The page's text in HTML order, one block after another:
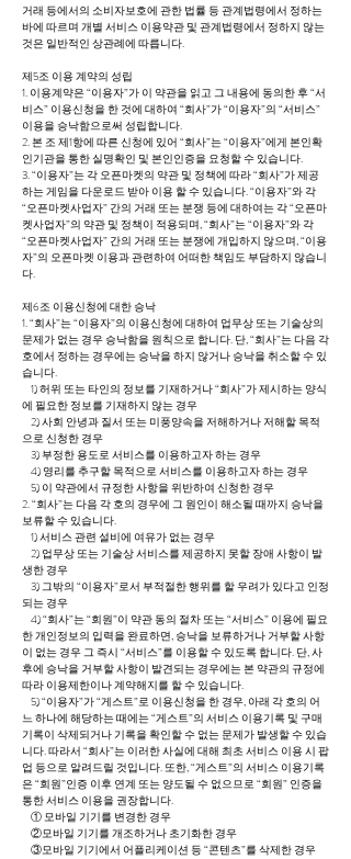
거래 등에서의 소비자보호에 관한 법률 등 관계법령에서 정하는
바에 따르며 개별 서비스 이용약관 및 관계법령에서 정하지 않는
것은 일반적인 상관례에 따릅니다.
제5조 이용 계약의 성립
1. 이용계약은 “이용자”가 이 약관을 읽고 그 내용에 동의한 후 “서
비스” 이용신청을 한 것에 대하여 “회사”가 “이용자”의 “서비스”
이용을 승낙함으로써 성립합니다.
2. 본 조 제1항에 따른 신청에 있어 “회사”는 “이용자”에게 본인확
인기관을 통한 실명확인 및 본인인증을 요청할 수 있습니다.
3. “이용자”는 각 오픈마켓의 약관 및 정책에 따라 “회사”가 제공
하는 게임을 다운로드 받아 이용 할 수 있습니다. “이용자”와 각
“오픈마켓사업자” 간의 거래 또는 분쟁 등에 대하여는 각 “오픈마
켓사업자”의 약관 및 정책이 적용되며, “회사”는 “이용자”와 각
“오픈마켓사업자” 간의 거래 또는 분쟁에 개입하지 않으며, “이용
자”의 오픈마켓 이용과 관련하여 어떠한 책임도 부담하지 않습니
다.
제6조 이용신청에 대한 승낙
1. “회사”는 “이용자”의 이용신청에 대하여 업무상 또는 기술상의
문제가 없는 경우 승낙함을 원칙으로 합니다. 단, “회사”는 다음 각
호에서 정하는 경우에는 승낙을 하지 않거나 승낙을 취소할 수 있
습니다.
1) 허위 또는 타인의 정보를 기재하거나 “회사”가 제시하는 양식
에 필요한 정보를 기재하지 않는 경우
2) 사회 안녕과 질서 또는 미풍양속을 저해하거나 저해할 목적
으로 신청한 경우
3) 부정한 용도로 서비스를 이용하고자 하는 경우
4) 영리를 추구할 목적으로 서비스를 이용하고자 하는 경우
5) 이 약관에서 규정한 사항을 위반하여 신청한 경우
2. “회사”는 다음 각 호의 경우에 그 원인이 해소될 때까지 승낙을
보류할 수 있습니다.
1) 서비스 관련 설비에 여유가 없는 경우
2) 업무상 또는 기술상 서비스를 제공하지 못할 장애 사항이 발
생한 경우
3) 그밖의 “이용자”로서 부적절한 행위를 할 우려가 있다고 인정
되는 경우
4) “회사”는 “회원”이 약관 동의 절차 또는 “서비스” 이용에 필요
한 개인정보의 입력을 완료하면, 승낙을 보류하거나 거부할 사항
이 없는 경우 그 즉시 “서비스”를 이용할 수 있도록 합니다. 단, 사
후에 승낙을 거부할 사항이 발견되는 경우에는 본 약관의 규정에
따라 이용제한이나 계약해지를 할 수 있습니다.
5) “이용자”가 “게스트”로 이용신청을 한 경우, 아래 각 호의 어
느 하나에 해당하는 때에는 “게스트”의 서비스 이용기록 및 구매
기록이 삭제되거나 기록을 확인할 수 없는 문제가 발생할 수 있습
니다. 따라서 “회사”는 이러한 사실에 대해 최초 서비스 이용 시 팝
업 등으로 알려드릴 것입니다. 또한, “게스트”의 서비스 이용기록
은 “회원”인증 이후 연계 또는 양도될 수 없으므로 “회원” 인증을
통한 서비스 이용을 권장합니다.
① 모바일 기기를 변경한 경우
②모바일 기기를 개조하거나 초기화한 경우
③모바일 기기에서 어플리케이션 등 “콘텐츠”를 삭제한 경우